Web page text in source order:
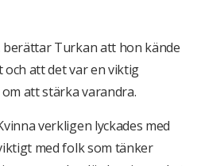
berättar Turkan att hon kände
och att det var en viktig
att stärka varandra.
verkligen lyckades med
med folk som tänker